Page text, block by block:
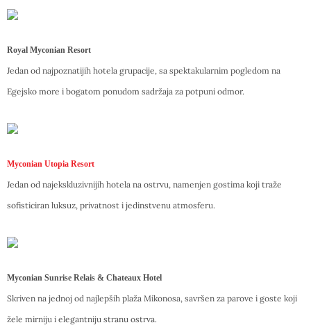
Royal Myconian Resort
Jedan od najpoznatijih hotela grupacije, sa spektakularnim pogledom na
Egejsko more i bogatom ponudom sadržaja za potpuni odmor.
Myconian Utopia Resort
Jedan od najekskluzivnijih hotela na ostrvu, namenjen gostima koji traže
sofisticiran luksuz, privatnost i jedinstvenu atmosferu.
Myconian Sunrise Relais & Chateaux Hotel
Skriven na jednoj od najlepših plaža Mikonosa, savršen za parove i goste koji
žele mirniju i elegantniju stranu ostrva.